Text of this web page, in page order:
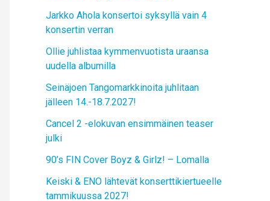
Jarkko Ahola konsertoi syksyllä vain 4
konsertin verran
Ollie juhlistaa kymmenvuotista uraansa
uudella albumilla
Seinäjoen Tangomarkkinoita juhlitaan
jälleen 14.-18.7.2027!
Cancel 2 -elokuvan ensimmäinen teaser
julki
90’s FIN Cover Boyz & Girlz! – Lomalla
Keiski & ENO lähtevät konserttikiertueelle
tammikuussa 2027!